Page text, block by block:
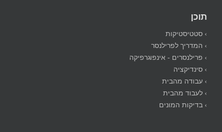
תוכן
› סטטיסטיקות
› המדריך לפרילנסר
› פרילנסרים - אינפוגרפיקה
› סינדיקציה
› עבודה מהבית
› לעבוד מהבית
› בדיקות המונים